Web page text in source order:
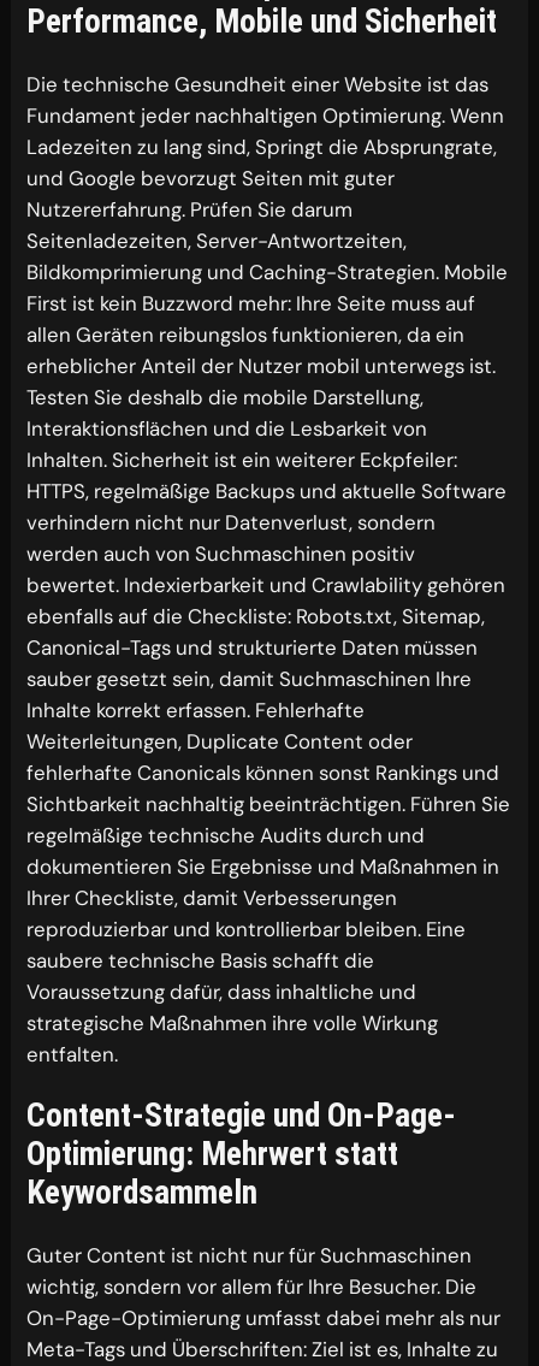
Performance, Mobile und Sicherheit
Die technische Gesundheit einer Website ist das
Fundament jeder nachhaltigen Optimierung. Wenn
Ladezeiten zu lang sind, Springt die Absprungrate,
und Google bevorzugt Seiten mit guter
Nutzererfahrung. Prüfen Sie darum
Seitenladezeiten, Server-Antwortzeiten,
Bildkomprimierung und Caching-Strategien. Mobile
First ist kein Buzzword mehr: Ihre Seite muss auf
allen Geräten reibungslos funktionieren, da ein
erheblicher Anteil der Nutzer mobil unterwegs ist.
Testen Sie deshalb die mobile Darstellung,
Interaktionsflächen und die Lesbarkeit von
Inhalten. Sicherheit ist ein weiterer Eckpfeiler:
HTTPS, regelmäßige Backups und aktuelle Software
verhindern nicht nur Datenverlust, sondern
werden auch von Suchmaschinen positiv
bewertet. Indexierbarkeit und Crawlability gehören
ebenfalls auf die Checkliste: Robots.txt, Sitemap,
Canonical-Tags und strukturierte Daten müssen
sauber gesetzt sein, damit Suchmaschinen Ihre
Inhalte korrekt erfassen. Fehlerhafte
Weiterleitungen, Duplicate Content oder
fehlerhafte Canonicals können sonst Rankings und
Sichtbarkeit nachhaltig beeinträchtigen. Führen Sie
regelmäßige technische Audits durch und
dokumentieren Sie Ergebnisse und Maßnahmen in
Ihrer Checkliste, damit Verbesserungen
reproduzierbar und kontrollierbar bleiben. Eine
saubere technische Basis schafft die
Voraussetzung dafür, dass inhaltliche und
strategische Maßnahmen ihre volle Wirkung
entfalten.
Content-Strategie und On-Page-
Optimierung: Mehrwert statt
Keywordsammeln
Guter Content ist nicht nur für Suchmaschinen
wichtig, sondern vor allem für Ihre Besucher. Die
On-Page-Optimierung umfasst dabei mehr als nur
Meta-Tags und Überschriften: Ziel ist es, Inhalte zu